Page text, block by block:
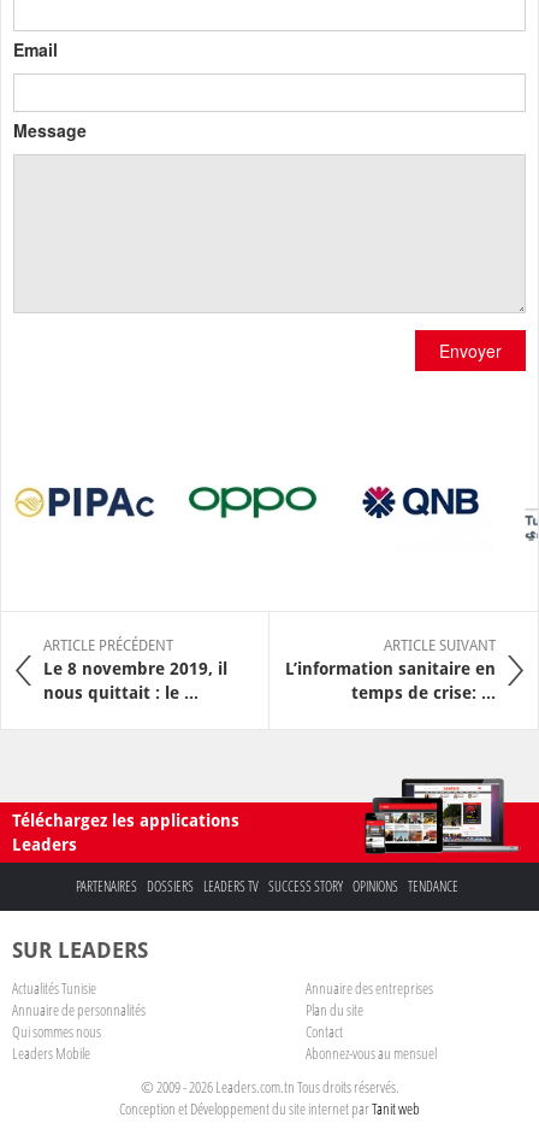
Email
Message
Envoyer
ARTICLE PRÉCÉDENT
Le 8 novembre 2019, il
nous quittait : le ...
ARTICLE SUIVANT
L’information sanitaire en
temps de crise: ...
Téléchargez les applications
Leaders
PARTENAIRES DOSSIERS LEADERS TV SUCCESS STORY OPINIONS TENDANCE
SUR LEADERS
Actualités Tunisie
Annuaire des entreprises
Annuaire de personnalités
Plan du site
Qui sommes nous
Contact
Leaders Mobile
Abonnez-vous au mensuel
© 2009 - 2026 Leaders.com.tn Tous droits réservés.
Conception et Développement du site internet parTanit web